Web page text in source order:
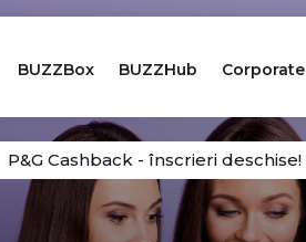
BUZZBox BUZZHub Corporate
P&G Cashback - înscrieri deschise!